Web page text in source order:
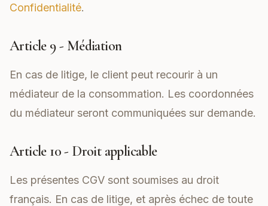
Confidentialité.
Article 9 - Médiation
En cas de litige, le client peut recourir à un
médiateur de la consommation. Les coordonnées
du médiateur seront communiquées sur demande.
Article 10 - Droit applicable
Les présentes CGV sont soumises au droit
français. En cas de litige, et après échec de toute